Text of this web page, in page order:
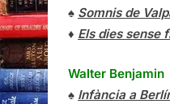
♠ Somnis de
♦ Els dies sense
Walter Benjamin
♠ Infància a